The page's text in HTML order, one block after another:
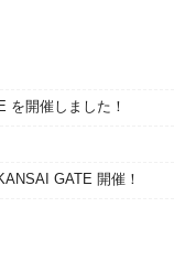
を開催しました！
GATE 開催！